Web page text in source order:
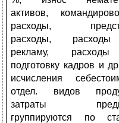
активов,
расходы,
расходы,
рекламу,
подготовку кадров и
исчисления
отдел. видов
затраты
группируются по